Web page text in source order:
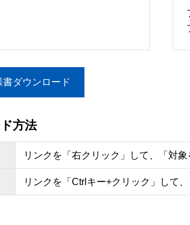
ダウンロード
方法
リンクを「右クリック」して、「対
リンクを「Ctrlキー+クリック」して